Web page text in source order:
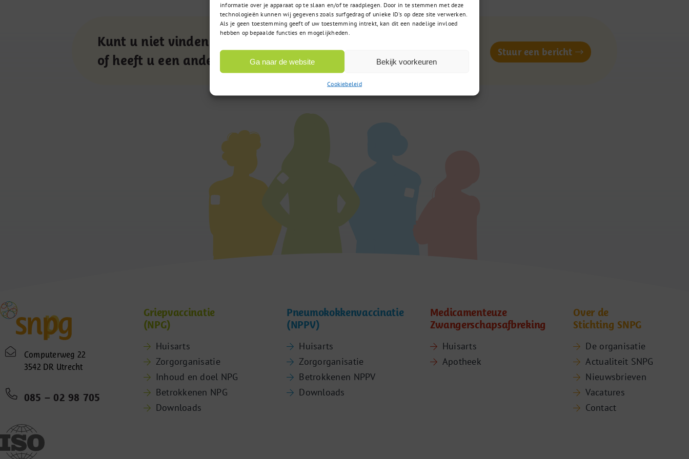
informatie over je apparaat op te slaan en/of te raadplegen. Door in te stemmen met deze
technologieën kunnen wij gegevens zoals surfgedrag of unieke ID's op deze site verwerken.
Als je geen toestemming geeft of uw toestemming intrekt, kan dit een nadelige invloed
hebben op bepaalde functies en mogelijkheden.
Ga naar de website Bekijk voorkeuren
Cookiebeleid
Kunt u niet vinden wat u zoekt
of heeft u een andere vraag?
Op werkdagen bereikbaar
van 9:00u tot 17:00u
Stuur een bericht
Computerweg 22
3542 DR Utrecht
085 – 02 98 705
Griepvaccinatie
(NPG)
Huisarts
Zorgorganisatie
Inhoud en doel NPG
Betrokkenen NPG
Downloads
Pneumokokkenvaccinatie
(NPPV)
Huisarts
Zorgorganisatie
Betrokkenen NPPV
Downloads
Medicamenteuze
Zwangerschapsafbreking
Huisarts
Apotheek
Over de
Stichting SNPG
De organisatie
Actualiteit SNPG
Nieuwsbrieven
Vacatures
Contact